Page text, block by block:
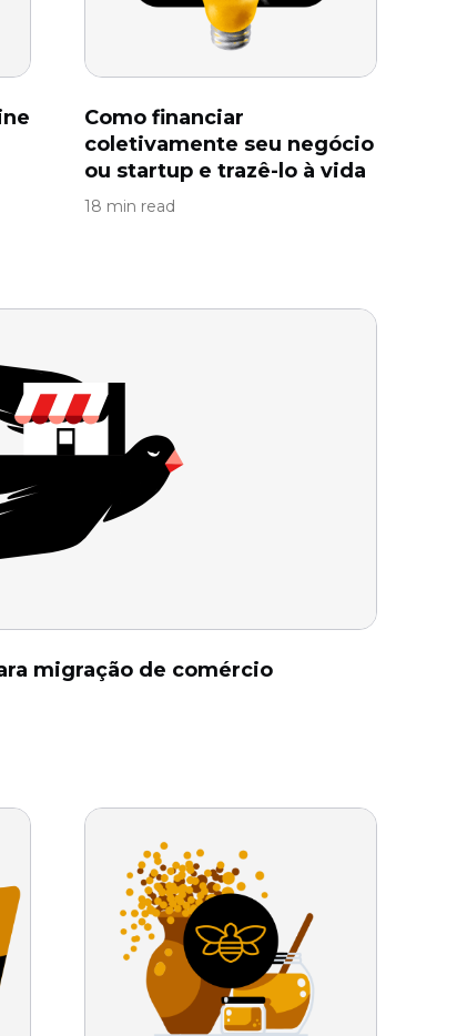
Como financiar
coletivamente seu negócio
ou startup e trazê-lo à vida
18 min read
migração de comércio